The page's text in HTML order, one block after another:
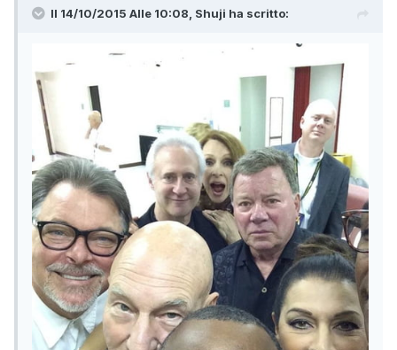
Il 14/10/2015 Alle 10:08, Shuji ha scritto: